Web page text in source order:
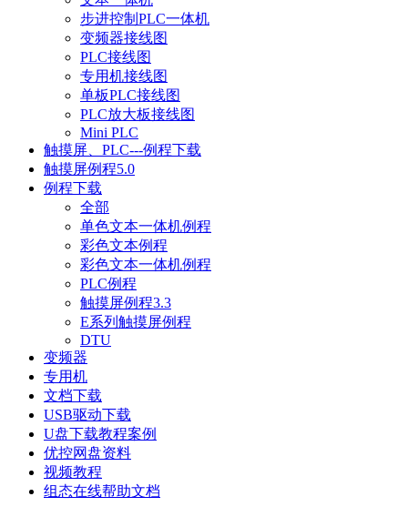
步进控制PLC一体机
变频器接线图
PLC接线图
专用机接线图
单板PLC接线图
PLC放大板接线图
Mini PLC
触摸屏、PLC---例程下载
触摸屏例程5.0
例程下载
全部
单色文本一体机例程
彩色文本例程
彩色文本一体机例程
PLC例程
触摸屏例程3.3
E系列触摸屏例程
DTU
变频器
专用机
文档下载
USB驱动下载
U盘下载教程案例
优控网盘资料
视频教程
组态在线帮助文档